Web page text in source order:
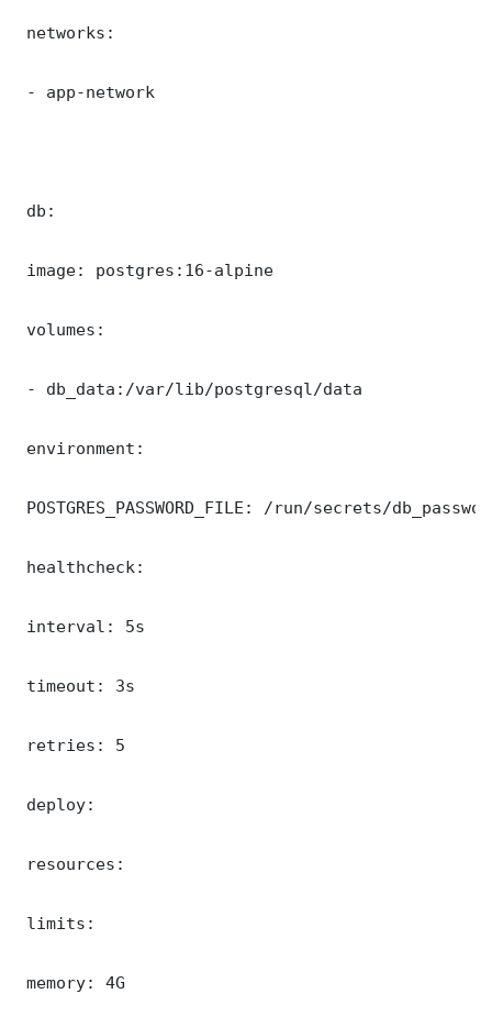
networks:
- app-network
db:
image: postgres:16-alpine
volumes:
- db_data:/var/lib/postgresql/data
environment:
POSTGRES_PASSWORD_FILE: /run/secrets/
healthcheck:
interval: 5s
timeout: 3s
retries: 5
deploy:
resources:
limits:
memory: 4G